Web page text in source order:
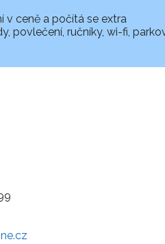
ceně a počítá se extra
povlečení, ručníky, wi-fi,